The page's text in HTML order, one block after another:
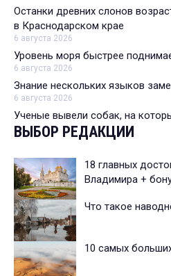
Останки древних слонов
в Краснодарском крае
6 августа 2026
Уровень моря быстрее
6 августа 2026
Знание нескольких языков
6 августа 2026
Ученые вывели собак, на
ВЫБОР РЕДАКЦИИ
18 главных
Владимира +
Что такое
10 самых